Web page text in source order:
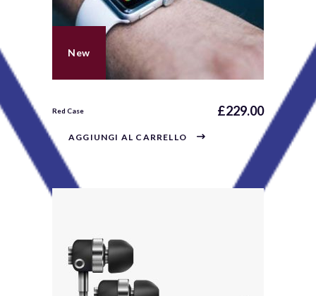
New
Red Case £229.00
AGGIUNGI AL CARRELLO